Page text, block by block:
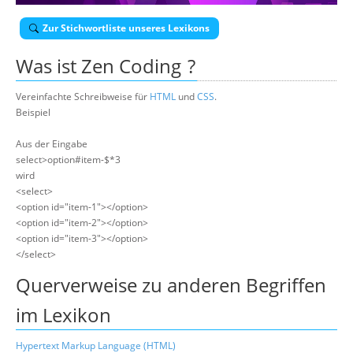
Über uns
Zur Stichwortliste unseres Lexikons
Was ist Zen Coding ?
Vereinfachte Schreibweise für HTML undCSS.
Beispiel
Aus der Eingabe
select>option#item-$*3
wird
<select>
<option id="item-1"></option>
<option id="item-2"></option>
<option id="item-3"></option>
</select>
Querverweise zu anderen Begriffen
im Lexikon
Hypertext Markup Language (HTML)